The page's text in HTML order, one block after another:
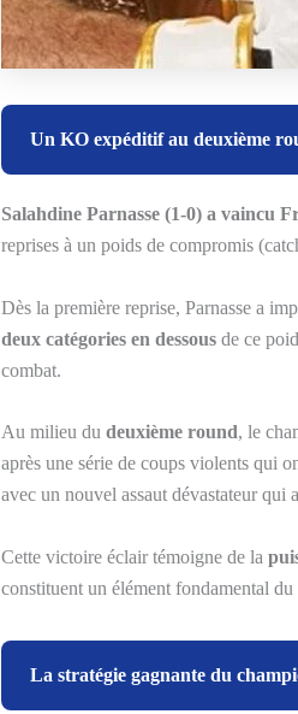
Un KO expéditif au deuxième
Salahdine Parnasse (1-0) a vaincu
reprises à un poids de compromis
Dès la première reprise, Parnasse a
deux catégories en dessous de ce
combat.
Au milieu du deuxième round, le
après une série de coups violents qui
avec un nouvel assaut dévastateur qui
Cette victoire éclair témoigne de la
constituent un élément fondamental
La stratégie gagnante du